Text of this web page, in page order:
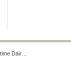
Dair…